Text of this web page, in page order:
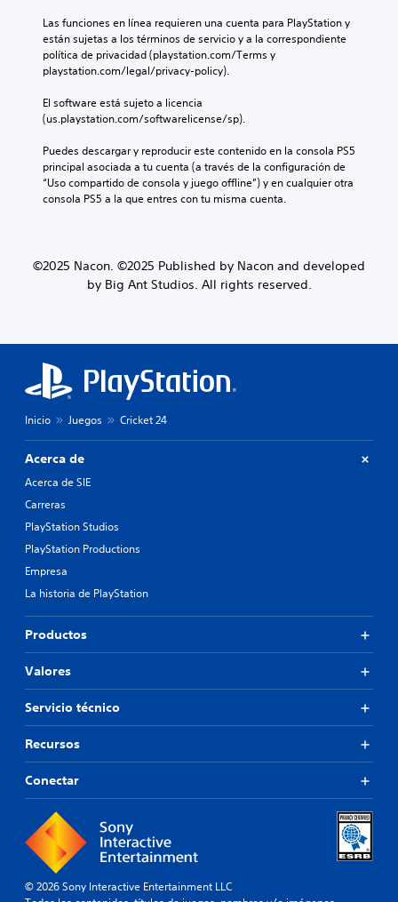
Las funciones en línea requieren una cuenta para PlayStation y
están sujetas a los términos de servicio y a la correspondiente
política de privacidad (playstation.com/Terms y
playstation.com/legal/privacy-policy).
El software está sujeto a licencia
(us.playstation.com/softwarelicense/sp).
Puedes descargar y reproducir este contenido en la consola PS5
principal asociada a tu cuenta (a través de la configuración de
“Uso compartido de consola y juego offline”) y en cualquier otra
consola PS5 a la que entres con tu misma cuenta.
©2025 Nacon. ©2025 Published by Nacon and developed
by Big Ant Studios. All rights reserved.
Inicio Juegos Cricket 24
Acerca de
Acerca de SIE
Carreras
PlayStation Studios
PlayStation Productions
Empresa
La historia de PlayStation
Productos
Valores
Servicio técnico
Recursos
Conectar
© 2026 Sony Interactive Entertainment LLC